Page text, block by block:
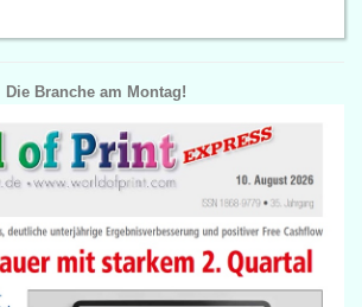
Die Branche am Montag!